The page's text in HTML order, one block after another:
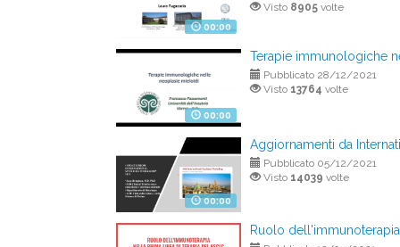
00:00
Visto 8905 volte
00:00
Terapie immunologiche
Pubblicato 28/12/2021
Visto 13764 volte
00:00
Aggiornamenti da
Pubblicato 05/12/2021
Visto 14039 volte
Ruolo